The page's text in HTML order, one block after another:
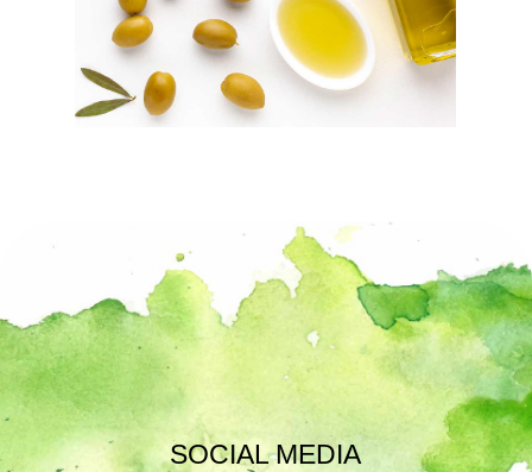
SOCIAL MEDIA